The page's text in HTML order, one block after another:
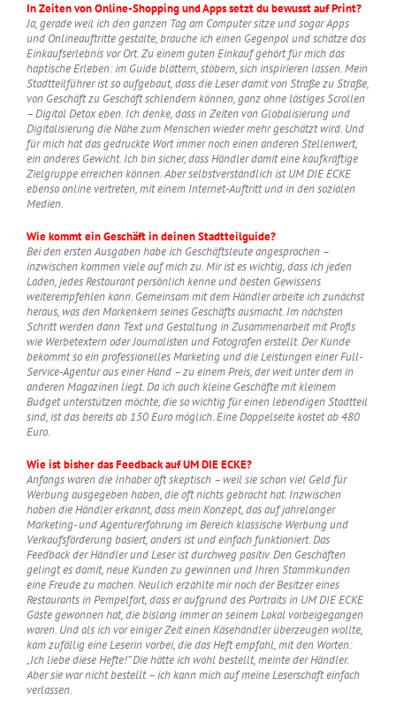
In Zeiten von Online-Shopping und Apps setzt du bewusst auf Print?
Ja, gerade weil ich den ganzen Tag am Computer sitze und sogar Apps
und Onlineauftritte gestalte, brauche ich einen Gegenpol und schätze das
Einkaufserlebnis vor Ort. Zu einem guten Einkauf gehört für mich das
haptische Erleben: im Guide blättern, stöbern, sich inspirieren lassen. Mein
Stadtteilführer ist so aufgebaut, dass die Leser damit von Straße zu Straße,
von Geschäft zu Geschäft schlendern können, ganz ohne lästiges Scrollen
– Digital Detox eben. Ich denke, dass in Zeiten von Globalisierung und
Digitalisierung die Nähe zum Menschen wieder mehr geschätzt wird. Und
für mich hat das gedruckte Wort immer noch einen anderen Stellenwert,
ein anderes Gewicht. Ich bin sicher, dass Händler damit eine kaufkräftige
Zielgruppe erreichen können. Aber selbstverständlich ist UM DIE ECKE
ebenso online vertreten, mit einem Internet-Auftritt und in den sozialen
Medien.
Wie kommt ein Geschäft in deinen Stadtteilguide?
Bei den ersten Ausgaben habe ich Geschäftsleute angesprochen –
inzwischen kommen viele auf mich zu. Mir ist es wichtig, dass ich jeden
Laden, jedes Restaurant persönlich kenne und besten Gewissens
weiterempfehlen kann. Gemeinsam mit dem Händler arbeite ich zunächst
heraus, was den Markenkern seines Geschäfts ausmacht. Im nächsten
Schritt werden dann Text und Gestaltung in Zusammenarbeit mit Profis
wie Werbetextern oder Journalisten und Fotografen erstellt. Der Kunde
bekommt so ein professionelles Marketing und die Leistungen einer Full-
Service-Agentur aus einer Hand – zu einem Preis, der weit unter dem in
anderen Magazinen liegt. Da ich auch kleine Geschäfte mit kleinem
Budget unterstützen möchte, die so wichtig für einen lebendigen Stadtteil
sind, ist das bereits ab 150 Euro möglich. Eine Doppelseite kostet ab 480
Euro.
Wie ist bisher das Feedback auf UM DIE ECKE?
Anfangs waren die Inhaber oft skeptisch – weil sie schon viel Geld für
Werbung ausgegeben haben, die oft nichts gebracht hat. Inzwischen
haben die Händler erkannt, dass mein Konzept, das auf jahrelanger
Marketing- und Agenturerfahrung im Bereich klassische Werbung und
Verkaufsförderung basiert, anders ist und einfach funktioniert. Das
Feedback der Händler und Leser ist durchweg positiv. Den Geschäften
gelingt es damit, neue Kunden zu gewinnen und Ihren Stammkunden
eine Freude zu machen. Neulich erzählte mir noch der Besitzer eines
Restaurants in Pempelfort, dass er aufgrund des Portraits in UM DIE ECKE
Gäste gewonnen hat, die bislang immer an seinem Lokal vorbeigegangen
waren. Und als ich vor einiger Zeit einen Käsehändler überzeugen wollte,
kam zufällig eine Leserin vorbei, die das Heft empfahl, mit den Worten:
„Ich liebe diese Hefte!“ Die hätte ich wohl bestellt, meinte der Händler.
Aber sie war nicht bestellt – ich kann mich auf meine Leserschaft einfach
verlassen.